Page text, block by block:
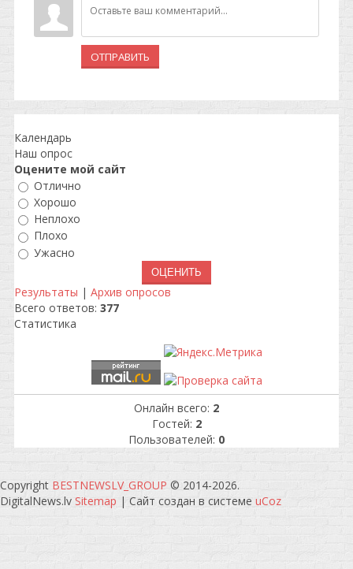
ОТПРАВИТЬ
Календарь
Наш опрос
Оцените мой сайт
Отлично
Хорошо
Неплохо
Плохо
Ужасно
Результаты | Архив опросов
Всего ответов: 377
Статистика
Онлайн всего: 2
Гостей: 2
Пользователей: 0
Copyright BESTNEWSLV_GROUP © 2014-2026.
DigitalNews.lv Sitemap | Сайт создан в системе uCoz